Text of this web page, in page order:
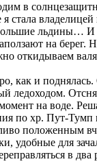
в
льдины… И
на берег.
откидываем
и поднялась.
на воде.
по хр. Пут-
положенным
удобные для
в